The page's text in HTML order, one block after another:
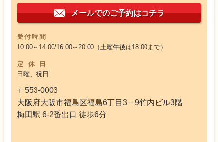
逆流性食道炎が若者に増えている原因は？？
仕事などのストレスと逆流性食道炎は関係し
逆流性食道炎で朝から吐き気があるの？？
過敏性腸症候群の食事でチーズは本当に良い
の？？
過敏性腸症候群の症状で微熱が出る原因と
は？？
過敏性腸症候群は吐き気の症状も出るの？？
メールでのご予約はコチラ
受付時間
10:00～14:00/16:00～20:00（土曜午後は18:00まで）
定休日
日曜、祝日
〒553-0003
大阪府大阪市福島区福島6丁目3－9竹内ビル3階
梅田駅 6-2番出口 徒歩6分